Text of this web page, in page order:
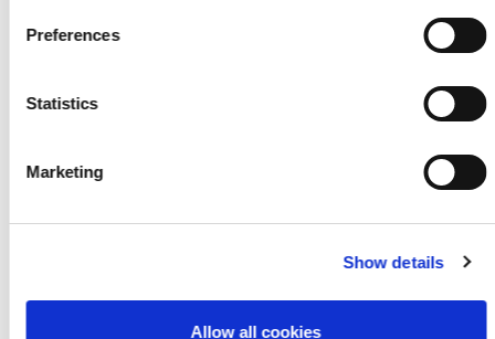
Preferences
Statistics
Marketing
Show details
Allow all cookies
ΑΝΑΓΕΝΝΗΣΗ ΔΕΡΥΝΕΙΑΣ - ΑΝΟΡΘΩΣΙΣ ΑΜΜΟΧΩΣΤΟΥ
2015 (U11) LIONS (7 Vs 7), Β' ΟΜΙΛΟΣ ΑΜΜΟΧΩΣΤΟΣ
09-May-2026
ΟΛΥΜΠΙΑΚΟΣ ΠΕΙΡΑΙΩΣ (ΕΠΑΡΧΙΑ ΑΜΜΟΧΩΣΤΟΥ) - Ε.Ν.Π -